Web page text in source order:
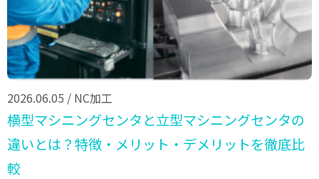
2026.06.05 / NC加工
横型マシニングセンタと立型マシニングセンタの
違いとは？特徴・メリット・デメリットを徹底比
較